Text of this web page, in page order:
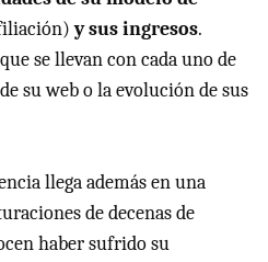
y sus ingresos.
se llevan con cada uno de
su web o la evolución de sus
llega además en una
de decenas de
haber sufrido su